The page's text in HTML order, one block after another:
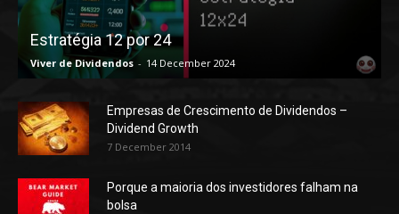
Estratégia 12 por 24
Viver de Dividendos - 14 December 2024
Empresas de Crescimento de Dividendos –
Dividend Growth
7 December 2014
Porque a maioria dos investidores falham na
bolsa